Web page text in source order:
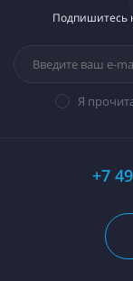
Подпишитесь
Я
+7